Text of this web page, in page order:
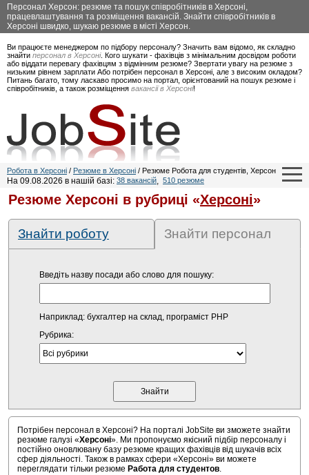
Персонал Херсон: резюме та пошук співробітників в Херсоні,
працевлаштування та розміщення вакансій. Знайти співробітників в
Херсоні швидко, шукаю резюме в місті Херсон.
Ви працюєте менеджером по підбору персоналу? Значить вам відомо, як складно
знайти персонал в Херсоні. Кого шукати - фахівців з мінімальним досвідом роботи
або віддати перевагу фахівцям з відмінним резюме? Звертати увагу на резюме з
низьким рівнем зарплати Або потрібен персонал в Херсоні, але з високим окладом?
Питань багато, тому ласкаво просимо на портал, орієнтований на пошук резюме і
співробітників, а також розміщення вакансії в Херсоні!
Робота в Херсоні / Резюме в Херсоні / Резюме Робота для студентів, Херсон
На 09.08.2026 в нашій базі: 38 вакансій, 510 резюме
Резюме Херсоні в рубриці «Херсоні»
Знайти роботу Знайти персонал
Введіть назву посади або слово для пошуку:
Наприклад: бухгалтер на склад, програміст PHP
Рубрика:
Потрібен персонал в Херсоні? На порталі JobSite ви зможете знайти
резюме галузі «Херсоні». Ми пропонуємо якісний підбір персоналу і
постійно оновлювану базу резюме кращих фахівців від шукачів всіх
сфер діяльності. Також в рамках сфери «Херсоні» ви можете
переглядати тільки резюме Работа для студентов.